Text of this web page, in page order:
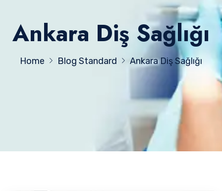
Ankara Diş Sağlığı
Home Blog Standard Ankara Diş Sağlığı